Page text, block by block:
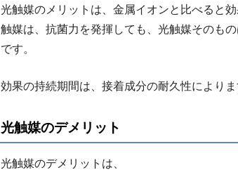
光触媒のメリットは、金属イオンと比べると
触媒は、抗菌力を発揮しても、光触媒そのも
です。
効果の持続期間は、接着成分の耐久性によりま
光触媒のデメリット
光触媒のデメリットは、